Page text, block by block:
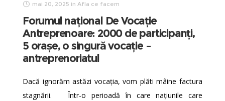
mai 20, 2025 in Afla ce facem
Forumul național De Vocație
Antreprenoare: 2000 de participanți,
5 orașe, o singură vocație –
antreprenoriatul
Dacă ignorăm astăzi vocația, vom plăti mâine factura
stagnării. Într-o perioadă în care națiunile care